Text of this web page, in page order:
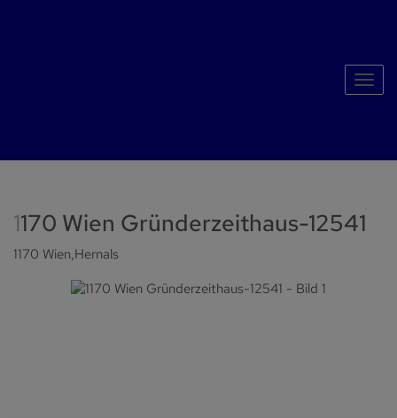
1170 Wien Gründerzeithaus-12541
1170 Wien,Hernals